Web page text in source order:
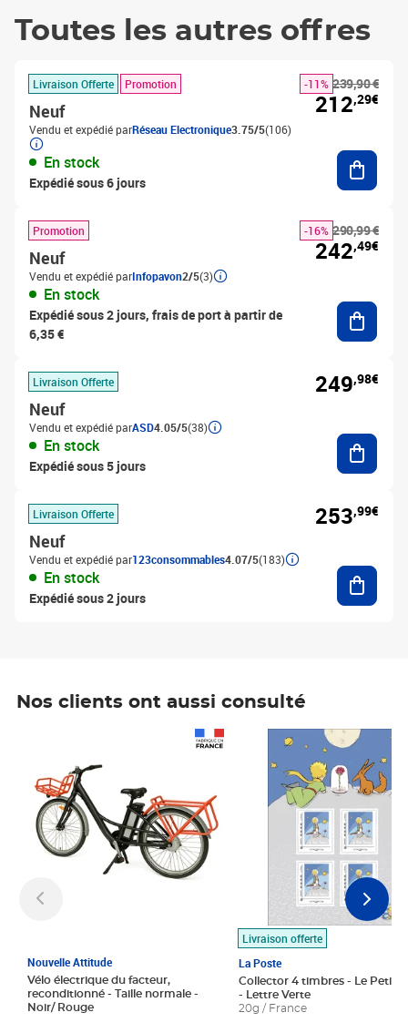
Toutes les autres offres
Livraison Offerte Promotion
Neuf
Vendu et expédié parRéseau Electronique3.75/5(106)
En stock
Expédié sous 6 jours
239,90 €
-11%
212,29€
Promotion
Neuf
Vendu et expédié parInfopavon2/5(3)
En stock
Expédié sous 2 jours, frais de port à partir de
6,35 €
290,99 €
-16%
242,49€
Livraison Offerte
Neuf
Vendu et expédié parASD4.05/5(38)
En stock
Expédié sous 5 jours
249,98€
Livraison Offerte
Neuf
Vendu et expédié par123consommables4.07/5(183)
En stock
Expédié sous 2 jours
253,99€
Nos clients ont aussi consulté
Nouvelle Attitude
Vélo électrique du facteur,
reconditionné - Taille normale -
Noir/ Rouge
Livraison offerte
La Poste
Collector 4 timbres - Le Petit
- Lettre Verte
20g / France
Prix 7,50€